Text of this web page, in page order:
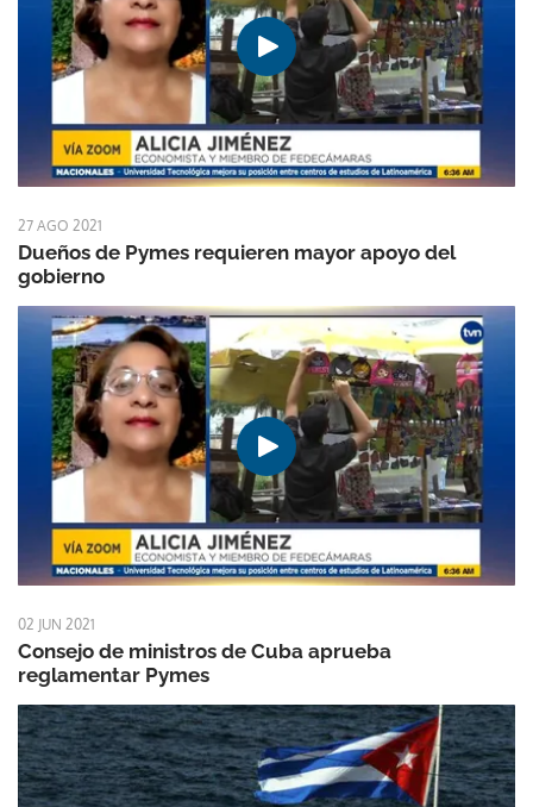
27 AGO 2021
Dueños de Pymes requieren mayor apoyo del
gobierno
02 JUN 2021
Consejo de ministros de Cuba aprueba
reglamentar Pymes